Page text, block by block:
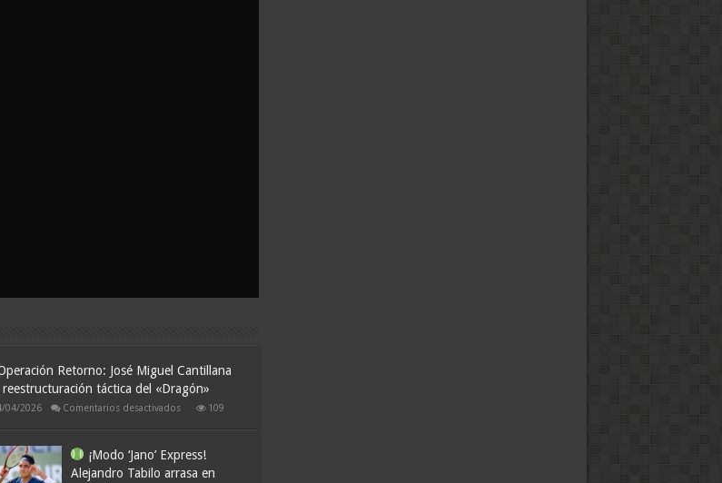
Retorno: José Miguel Cantillana
reestructuración táctica del «Dragón»
04/2026 Comentarios desactivadosen
Operación
José
Miguel
Cantillana
109
¡Modo ‘Jano’ Express!
Alejandro Tabilo arrasa en